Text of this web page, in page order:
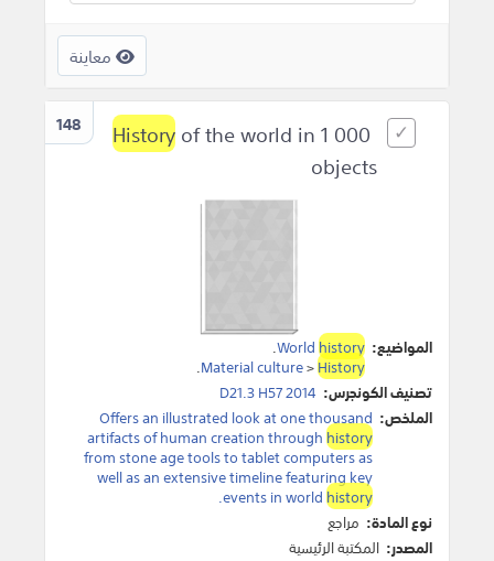
معاينة
148 Historyof the world in 1 000
objects
المواضيع: Worldhistory
.
Material culture>History
.
تصنيف الكونجرس: D21.3 H57 2014
الملخص: Offers an illustrated look at one thousand
artifacts of human creation throughhistory
from stone age tools to tablet computers as
well as an extensive timeline featuring key
events in worldhistory
.
نوع المادة: مراجع
المصدر: المكتبة الرئيسية